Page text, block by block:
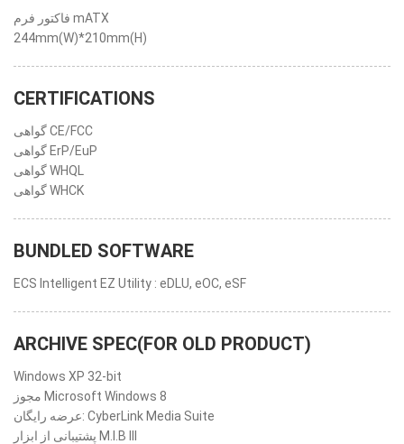
فاکتور فرم mATX
244mm(W)*210mm(H)
CERTIFICATIONS
گواهی CE/FCC
گواهی ErP/EuP
گواهی WHQL
گواهی WHCK
BUNDLED SOFTWARE
ECS Intelligent EZ Utility : eDLU, eOC, eSF
ARCHIVE SPEC(FOR OLD PRODUCT)
Windows XP 32-bit
مجوز Microsoft Windows 8
عرضه رایگان: CyberLink Media Suite
پشتیبانی از ابزار M.I.B III